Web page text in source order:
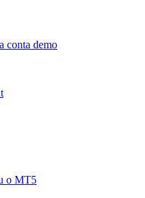
conta demo
o MT5